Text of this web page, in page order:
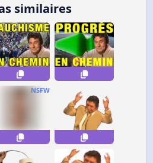
similaires
NSFW